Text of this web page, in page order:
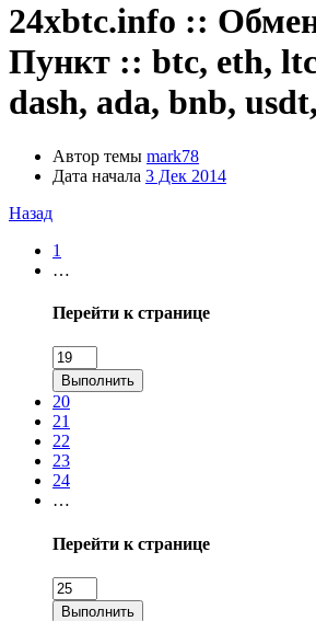
24xbtc.info ::
Пункт :: btc, eth,
dash, ada, bnb,
Автор темы mark78
Дата начала 3 Дек 2014
Назад
1
…
Перейти к странице
Выполнить
20
21
22
23
24
…
Перейти к странице
Выполнить